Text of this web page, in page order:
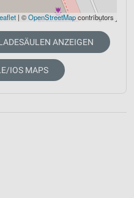
| ©OpenStreetMapcontributors
ANZEIGEN
IOS MAPS